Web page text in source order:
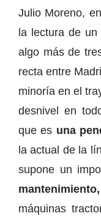
Julio Moreno,
la lectura de
algo más de
recta entre
minoría en el
desnivel en
que es una
la actual de la
supone un
mantenimiento,
máquinas